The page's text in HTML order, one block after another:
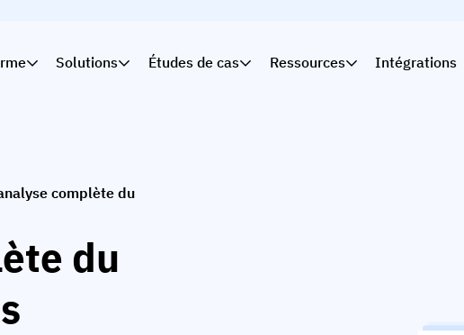
Solutions Études de cas Ressources Intégrations
complète du
du